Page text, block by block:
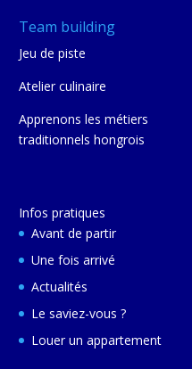
Team building
Jeu de piste
Atelier culinaire
Apprenons les métiers
traditionnels hongrois
Infos pratiques
Avant de partir
Une fois arrivé
Actualités
Le saviez-vous ?
Louer un appartement